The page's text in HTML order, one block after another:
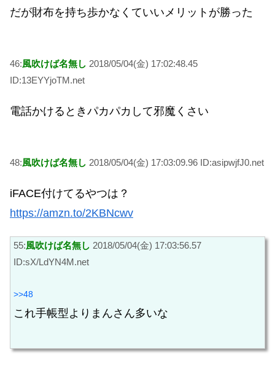
だが財布を持ち歩かなくていいメリットが勝った
46:風吹けば名無し 2018/05/04(金) 17:02:48.45
ID:13EYYjoTM.net
電話かけるときパカパカして邪魔くさい
48:風吹けば名無し 2018/05/04(金) 17:03:09.96 ID:asipwjfJ0.net
iFACE付けてるやつは？
https://amzn.to/2KBNcwv
55:風吹けば名無し 2018/05/04(金) 17:03:56.57
ID:sX/LdYN4M.net
>>48
これ手帳型よりまんさん多いな